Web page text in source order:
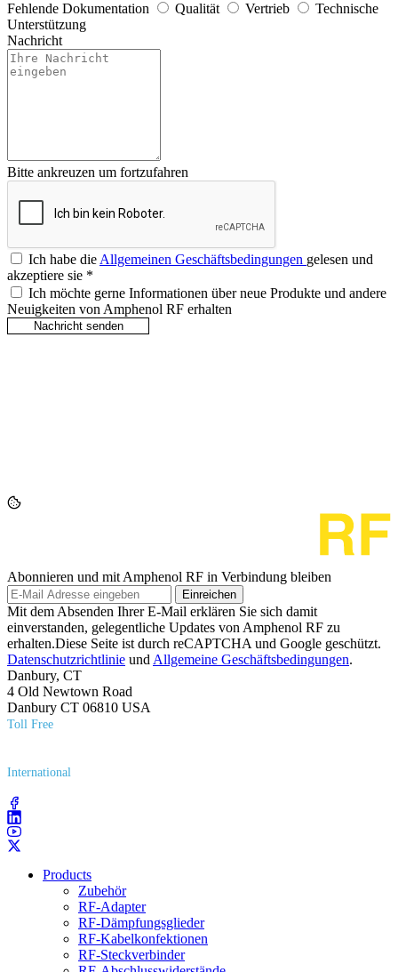
Fehlende Dokumentation
Qualität Vertrieb
Technische
Unterstützung
Nachricht
Bitte ankreuzen um fortzufahren
Ich habe die Allgemeinen Geschäftsbedingungen gelesen und
akzeptiere sie *
Ich möchte gerne Informationen über neue Produkte und andere
Neuigkeiten von Amphenol RF erhalten
Abonnieren und mit Amphenol RF in Verbindung bleiben
Einreichen
Mit dem Absenden Ihrer E-Mail erklären Sie sich damit
einverstanden, gelegentliche Updates von Amphenol RF zu
erhalten.Diese Seite ist durch reCAPTCHA und Google geschützt.
Datenschutzrichtlinie und Allgemeine Geschäftsbedingungen.
Danbury, CT
4 Old Newtown Road
Danbury CT 06810 USA
Toll Free
International
Products
Zubehör
RF-Adapter
RF-Dämpfungsglieder
RF-Kabelkonfektionen
RF-Steckverbinder